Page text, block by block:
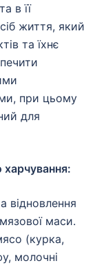
в її
життя, який
та їхнє
при цьому
для
відновлення
маси.
(курка,
молочні